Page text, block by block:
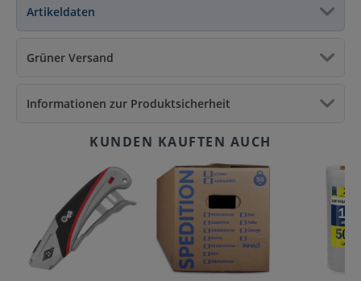
Artikeldaten
Grüner Versand
Informationen zur Produktsicherheit